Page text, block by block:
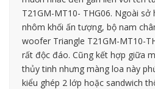
T21GM-MT10- THG06. Ngoài sở
nhôm khối ấn tượng, bộ nam
woofer Triangle T21GM-MT10-
rất độc đáo. Cũng kết hợp giữa
thủy tinh nhưng màng loa này
kiểu ghép 2 lớp hoặc sandwich